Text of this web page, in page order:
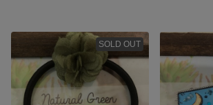
SOLD OUT